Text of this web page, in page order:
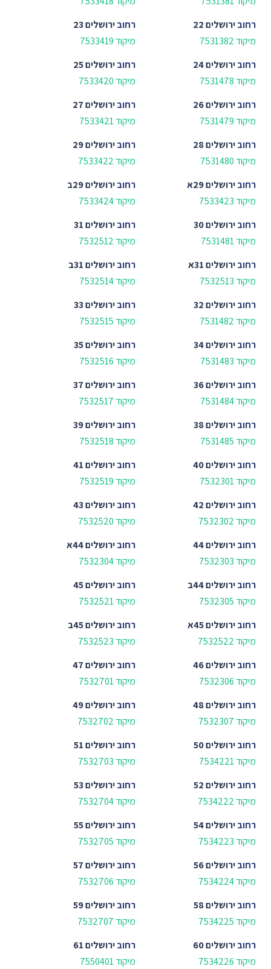
רחובירושלים 22
מיקוד 7531382
רחובירושלים 23
מיקוד 7533419
רחובירושלים 24
מיקוד 7531478
רחובירושלים 25
מיקוד 7533420
רחובירושלים 26
מיקוד 7531479
רחובירושלים 27
מיקוד 7533421
רחובירושלים 28
מיקוד 7531480
רחובירושלים 29
מיקוד 7533422
רחובירושלים 29א
מיקוד 7533423
רחובירושלים 29ב
מיקוד 7533424
רחובירושלים 30
מיקוד 7531481
רחובירושלים 31
מיקוד 7532512
רחובירושלים 31א
מיקוד 7532513
רחובירושלים 31ב
מיקוד 7532514
רחובירושלים 32
מיקוד 7531482
רחובירושלים 33
מיקוד 7532515
רחובירושלים 34
מיקוד 7531483
רחובירושלים 35
מיקוד 7532516
רחובירושלים 36
מיקוד 7531484
רחובירושלים 37
מיקוד 7532517
רחובירושלים 38
מיקוד 7531485
רחובירושלים 39
מיקוד 7532518
רחובירושלים 40
מיקוד 7532301
רחובירושלים 41
מיקוד 7532519
רחובירושלים 42
מיקוד 7532302
רחובירושלים 43
מיקוד 7532520
רחובירושלים 44
מיקוד 7532303
רחובירושלים 44א
מיקוד 7532304
רחובירושלים 44ב
מיקוד 7532305
רחובירושלים 45
מיקוד 7532521
רחובירושלים 45א
מיקוד 7532522
רחובירושלים 45ב
מיקוד 7532523
רחובירושלים 46
מיקוד 7532306
רחובירושלים 47
מיקוד 7532701
רחובירושלים 48
מיקוד 7532307
רחובירושלים 49
מיקוד 7532702
רחובירושלים 50
מיקוד 7534221
רחובירושלים 51
מיקוד 7532703
רחובירושלים 52
מיקוד 7534222
רחובירושלים 53
מיקוד 7532704
רחובירושלים 54
מיקוד 7534223
רחובירושלים 55
מיקוד 7532705
רחובירושלים 56
מיקוד 7534224
רחובירושלים 57
מיקוד 7532706
רחובירושלים 58
מיקוד 7534225
רחובירושלים 59
מיקוד 7532707
רחובירושלים 60
מיקוד 7534226
רחובירושלים 61
מיקוד 7550401